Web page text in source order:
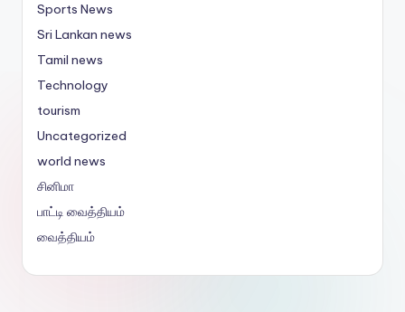
Sports News
Sri Lankan news
Tamil news
Technology
tourism
Uncategorized
world news
சினிமா
பாட்டி வைத்தியம்
வைத்தியம்